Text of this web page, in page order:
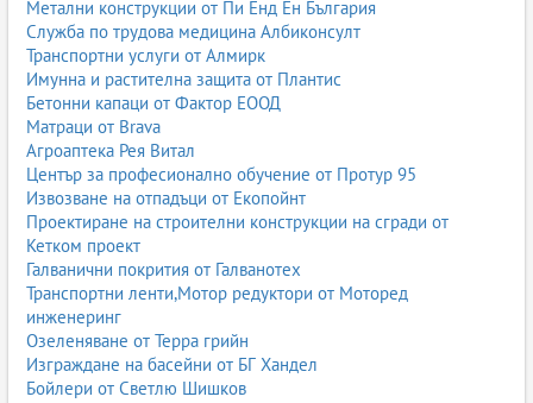
Метални конструкции от Пи Енд Ен България
Служба по трудова медицина Албиконсулт
Транспортни услуги от Алмирк
Имунна и растителна защита от Плантис
Бетонни капаци от Фактор ЕООД
Матраци от Brava
Агроаптека Рея Витал
Център за професионално обучение от Протур 95
Извозване на отпадъци от Екопойнт
Проектиране на строителни конструкции на сгради от
Кетком проект
Галванични покрития от Галванотех
Транспортни ленти,Мотор редуктори от Моторед
инженеринг
Озеленяване от Терра грийн
Изграждане на басейни от БГ Хандел
Бойлери от Светлю Шишков